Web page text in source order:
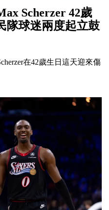
Scherzer 42歲
隊球迷兩度起立鼓
在42歲生日這天迎來傷